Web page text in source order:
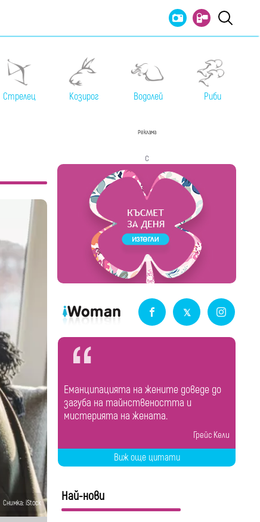
Стрелец Козирог Водолей Риби
Снимка: iStock
Реклама
с
Еманципацията на жените доведе до
загуба на тайнствеността и
мистерията на жената.
Грейс Кели
Виж още цитати
Най-нови